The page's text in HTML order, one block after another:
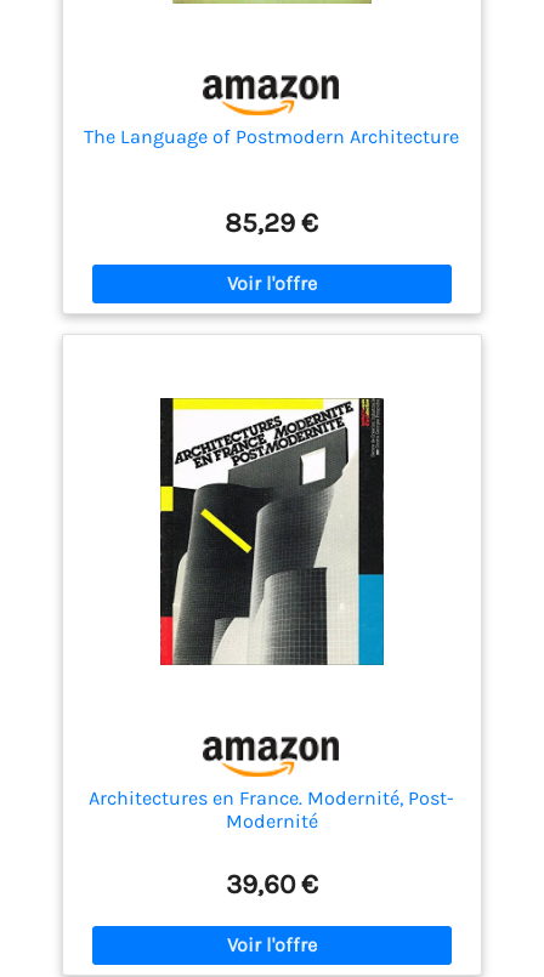
The Language of Postmodern Architecture
85,29 €
Architectures en France. Modernité, Post-
Modernité
39,60 €